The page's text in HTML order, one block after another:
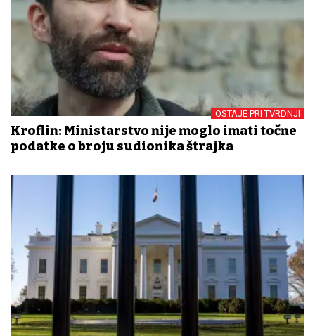
OSTAJE PRI TVRDNJI
Kroflin: Ministarstvo nije moglo imati točne
podatke o broju sudionika štrajka